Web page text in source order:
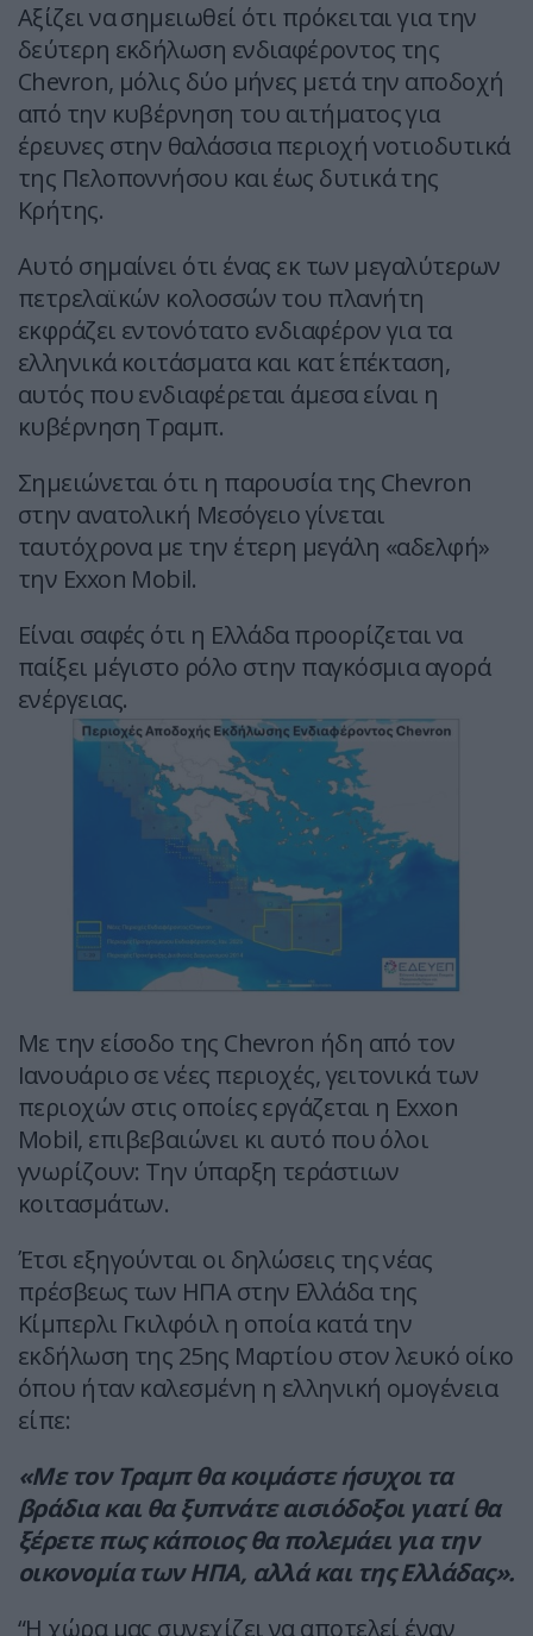
Αξίζει να σημειωθεί ότι πρόκειται για την
δεύτερη εκδήλωση ενδιαφέροντος της
Chevron, μόλις δύο μήνες μετά την αποδοχή
από την κυβέρνηση του αιτήματος για
έρευνες στην θαλάσσια περιοχή νοτιοδυτικά
της Πελοποννήσου και έως δυτικά της
Κρήτης.
Αυτό σημαίνει ότι ένας εκ των μεγαλύτερων
πετρελαϊκών κολοσσών του πλανήτη
εκφράζει εντονότατο ενδιαφέρον για τα
ελληνικά κοιτάσματα και κατ΄ επέκταση,
αυτός που ενδιαφέρεται άμεσα είναι η
κυβέρνηση Τραμπ.
Σημειώνεται ότι η παρουσία της Chevron
στην ανατολική Μεσόγειο γίνεται
ταυτόχρονα με την έτερη μεγάλη «αδελφή»
την Exxon Mobil.
Είναι σαφές ότι η Ελλάδα προορίζεται να
παίξει μέγιστο ρόλο στην παγκόσμια αγορά
ενέργειας.
Με την είσοδο της Chevron ήδη από τον
Ιανουάριο σε νέες περιοχές, γειτονικά των
περιοχών στις οποίες εργάζεται η Exxon
Mobil, επιβεβαιώνει κι αυτό που όλοι
γνωρίζουν: Την ύπαρξη τεράστιων
κοιτασμάτων.
Έτσι εξηγούνται οι δηλώσεις της νέας
πρέσβεως των ΗΠΑ στην Ελλάδα της
Κίμπερλι Γκιλφόιλ η οποία κατά την
εκδήλωση της 25ης Μαρτίου στον λευκό οίκο
όπου ήταν καλεσμένη η ελληνική ομογένεια
είπε:
«Με τον Τραμπ θα κοιμάστε ήσυχοι τα
βράδια και θα ξυπνάτε αισιόδοξοι γιατί θα
ξέρετε πως κάποιος θα πολεμάει για την
οικονομία των ΗΠΑ, αλλά και της Ελλάδας».
“Η χώρα μας συνεχίζει να αποτελεί έναν